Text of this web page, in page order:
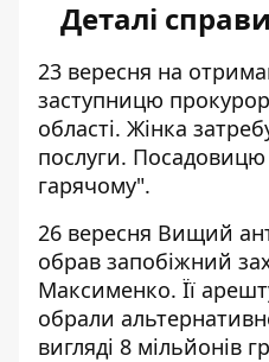
Деталі
23 вересня на
заступницю
області. Жінка
послуги.
гарячому".
26 вересня Вищий
обрав запобіжний
Максименко. Її
обрали
вигляді 8 мільйонів